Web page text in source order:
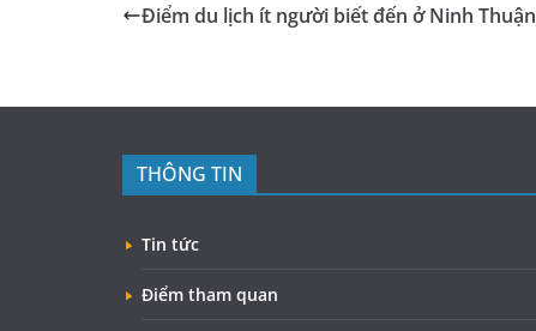
Điểm du lịch ít người biết đến ở Ninh Thuận
THÔNG TIN
Tin tức
Điểm tham quan